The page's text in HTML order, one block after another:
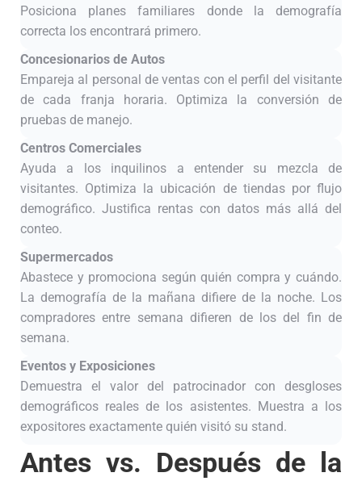
Posiciona planes familiares donde la demografía
correcta los encontrará primero.
Concesionarios de Autos
Empareja al personal de ventas con el perfil del visitante
de cada franja horaria. Optimiza la conversión de
pruebas de manejo.
Centros Comerciales
Ayuda a los inquilinos a entender su mezcla de
visitantes. Optimiza la ubicación de tiendas por flujo
demográfico. Justifica rentas con datos más allá del
conteo.
Supermercados
Abastece y promociona según quién compra y cuándo.
La demografía de la mañana difiere de la noche. Los
compradores entre semana difieren de los del fin de
semana.
Eventos y Exposiciones
Demuestra el valor del patrocinador con desgloses
demográficos reales de los asistentes. Muestra a los
expositores exactamente quién visitó su stand.
Antes vs. Después de la